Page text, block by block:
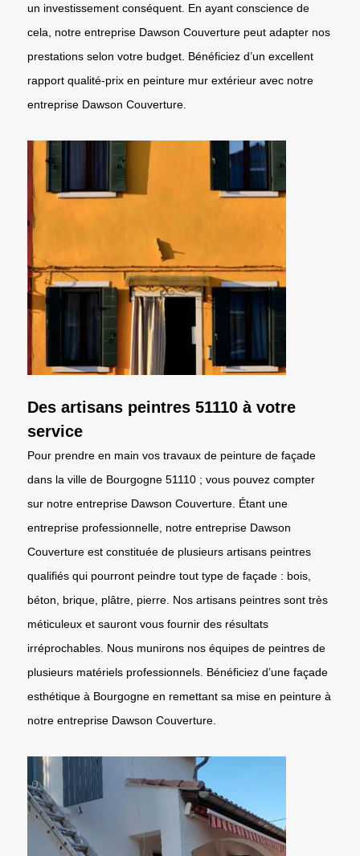
un investissement conséquent. En ayant conscience de
cela, notre entreprise Dawson Couverture peut adapter nos
prestations selon votre budget. Bénéficiez d’un excellent
rapport qualité-prix en peinture mur extérieur avec notre
entreprise Dawson Couverture.
Des artisans peintres 51110 à votre
service
Pour prendre en main vos travaux de peinture de façade
dans la ville de Bourgogne 51110 ; vous pouvez compter
sur notre entreprise Dawson Couverture. Étant une
entreprise professionnelle, notre entreprise Dawson
Couverture est constituée de plusieurs artisans peintres
qualifiés qui pourront peindre tout type de façade : bois,
béton, brique, plâtre, pierre. Nos artisans peintres sont très
méticuleux et sauront vous fournir des résultats
irréprochables. Nous munirons nos équipes de peintres de
plusieurs matériels professionnels. Bénéficiez d’une façade
esthétique à Bourgogne en remettant sa mise en peinture à
notre entreprise Dawson Couverture.